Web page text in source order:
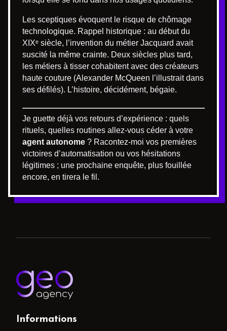
Les sceptiques évoquent le risque de chômage
technologique. Rappel historique : au début du
XIXᵉ siècle, l’invention du métier Jacquard avait
suscité la même crainte. Deux siècles plus tard,
les métiers à tisser cohabitent avec des créateurs
haute couture (Alexander McQueen l’illustrait dans
ses défilés). L’histoire, décidément, bégaie.
Je guette déjà vos retours d’expérience : quels
rituels, quelles routines allez-vous céder à votre
agent autonome ? Racontez-moi vos premières
victoires d’automatisation ou vos hésitations
légitimes ; une prochaine enquête, plus fouillée
encore, en tirera le fil.
Informations